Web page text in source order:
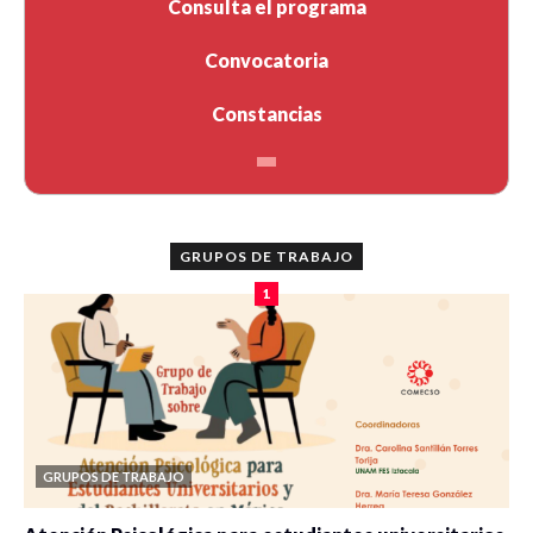
clases altas de Ciudad de Buenos Aires
La pandemia del COVID y su posible relación con el
campo de poder
Por: Fernando Cisneros Padilla (UACM)
Objetivación del campo de los investigadores del
Instituto de Investigaciones sobre la Universidad y la
Educación
Consulta el programa
Convocatoria
Constancias
GRUPOS DE TRABAJO
1
GRUPOS DE TRABAJO